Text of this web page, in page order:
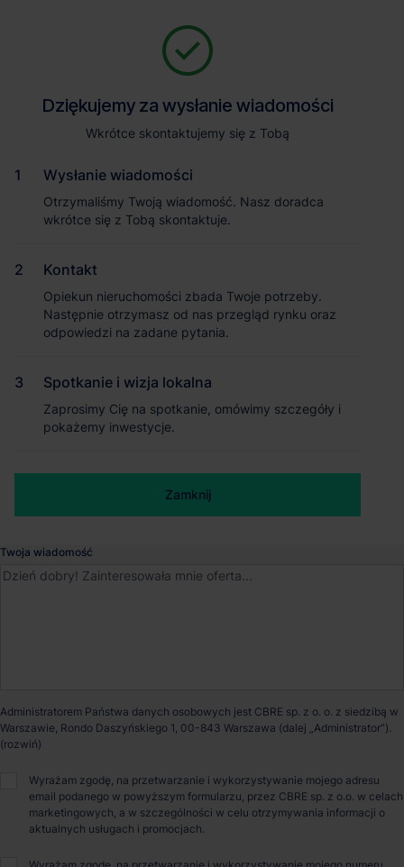
Grunt produkcyjno usługowy w
Radzyminie
Powierzchnia gruntu 100 634m²
Przeznaczenie terenu produkcyjny
zabudowy
Maksymalna wysokość
Dziękujemy za wysłanie wiadomości
Wkrótce skontaktujemy się z Tobą
Wysłanie wiadomości
Otrzymaliśmy Twoją wiadomość. Nasz doradca
wkrótce się z Tobą skontaktuje.
Kontakt
Opiekun nieruchomości zbada Twoje potrzeby.
Następnie otrzymasz od nas przegląd rynku oraz
odpowiedzi na zadane pytania.
Spotkanie i wizja lokalna
Zaprosimy Cię na spotkanie, omówimy szczegóły i
pokażemy inwestycje.
Zamknij
Jesteśmy tu, żeby Ci pomóc. Niezależnie od tego, na jakim etapie
Ci wybrać najlepszą ofertę. Napisz do nas!
Imię i nazwisko
Nazwa firmy
Email służbowy
Twoja wiadomość
Administratorem Państwa danych osobowych jest CBRE sp. z o. o. z siedzibą w
Warszawie, Rondo Daszyńskiego 1, 00-843 Warszawa (dalej „Administrator”).
Wyrażam zgodę, na przetwarzanie i wykorzystywanie mojego adresu
email podanego w powyższym formularzu, przez CBRE sp. z o.o. w celach
marketingowych, a w szczególności w celu otrzymywania informacji o
aktualnych usługach i promocjach.
Dziękujemy za wysłanie wiadomości
Wkrótce skontaktujemy się z Tobą
Wysłanie wiadomości
Otrzymaliśmy Twoją wiadomość. Nasz doradca
wkrótce się z Tobą skontaktuje.
Kontakt
Opiekun nieruchomości zbada Twoje potrzeby.
Następnie otrzymasz od nas przegląd rynku oraz
odpowiedzi na zadane pytania.
Spotkanie i wizja lokalna
Zaprosimy Cię na spotkanie, omówimy szczegóły i
pokażemy inwestycje.
Zamknij